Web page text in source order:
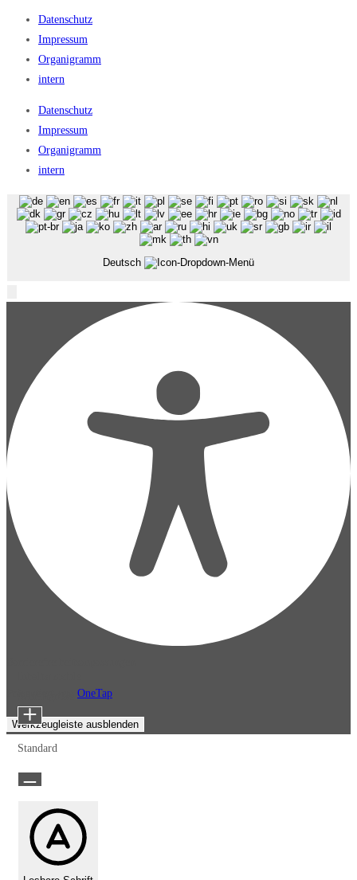
Datenschutz
Impressum
Organigramm
intern
Datenschutz
Impressum
Organigramm
intern
Deutsch
OneTap
Werkzeugleiste ausblenden
Standard